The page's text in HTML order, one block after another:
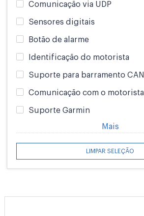
Comunicação via UDP
Sensores digitais
Botão de alarme
Identificação do motorista
Suporte para barramento CAN
Comunicação com o motorista
Suporte Garmin
Mais
LIMPAR SELEÇÃO